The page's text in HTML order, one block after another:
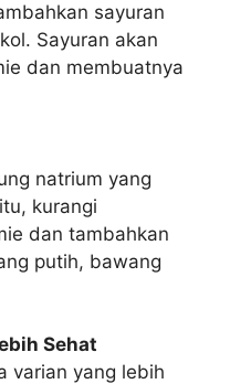
sayuran
Sayuran akan
dan membuatnya
natrium yang
kurangi
dan tambahkan
putih, bawang
Sehat
varian yang lebih